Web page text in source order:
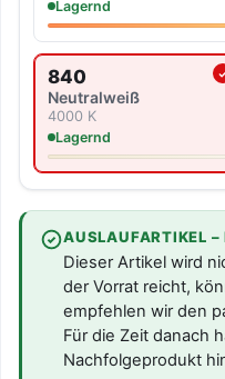
Lagernd
840
Neutralweiß
4000 K
Lagernd
Aktuell ausgewählte
AUSLAUFARTIKEL –
Dieser Artikel wird
der Vorrat reicht,
empfehlen wir den
Für die Zeit danach
Nachfolgeprodukt